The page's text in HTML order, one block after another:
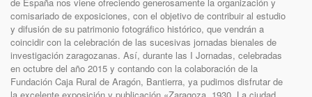
comisariado de exposiciones, con el objetivo de contribuir al estudio
y difusión de su patrimonio fotográfico histórico, que vendrán a
coincidir con la celebración de las sucesivas jornadas bienales de
investigación zaragozanas. Así, durante las I Jornadas, celebradas
en octubre del año 2015 y contando con la colaboración de la
Fundación Caja Rural de Aragón, Bantierra, ya pudimos disfrutar de